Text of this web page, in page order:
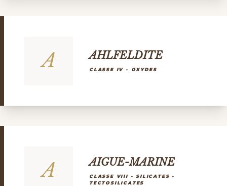
A AHLFELDITE
CLASSE IV - OXYDES
A AIGUE-MARINE
CLASSE VIII - SILICATES -
TECTOSILICATES